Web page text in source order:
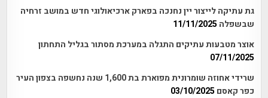
גת עתיקה לייצור יין נחנכה בפארק ארכיאולוגי חדש במושב זרחיה
שבשפלה 11/11/2025
אוצר מטבעות עתיקים התגלה במערכת מסתור בגליל התחתון
07/11/2025
שרידי אחוזה שומרונית מפוארת בת 1,600 שנה נחשפה בצפון העיר
כפר קאסם 03/10/2025